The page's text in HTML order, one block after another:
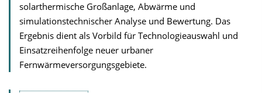
solarthermische Großanlage, Abwärme und
simulationstechnischer Analyse und Bewertung. Das
Ergebnis dient als Vorbild für Technologieauswahl und
Einsatzreihenfolge neuer urbaner
Fernwärmeversorgungsgebiete.